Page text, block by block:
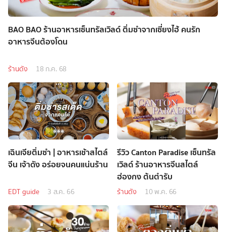
BAO BAO ร้านอาหารเซ็นทรัลเวิลด์ ติ่มซำจากเซี่ยงไฮ้ คนรัก
อาหารจีนต้องโดน
ร้านดัง 18 ก.ค. 68
เฉินเจียติ่มซำ | อาหารเช้าสไตล์
จีน เจ้าดัง อร่อยจนคนแน่นร้าน
EDT guide 3 ส.ค. 66
รีวิว Canton Paradise เซ็นทรัล
เวิลด์ ร้านอาหารจีนสไตล์
ฮ่องกง ต้นตำรับ
ร้านดัง 10 พ.ค. 66